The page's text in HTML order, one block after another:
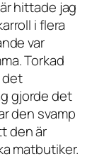
hittade jag
i flera
var
Torkad
det
gjorde det
den svamp
den är
matbutiker.